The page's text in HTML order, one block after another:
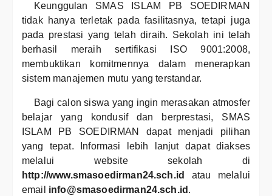
Keunggulan SMAS ISLAM PB SOEDIRMAN
tidak hanya terletak pada fasilitasnya, tetapi juga
pada prestasi yang telah diraih. Sekolah ini telah
berhasil meraih sertifikasi ISO 9001:2008,
membuktikan komitmennya dalam menerapkan
sistem manajemen mutu yang terstandar.
Bagi calon siswa yang ingin merasakan atmosfer
belajar yang kondusif dan berprestasi, SMAS
ISLAM PB SOEDIRMAN dapat menjadi pilihan
yang tepat. Informasi lebih lanjut dapat diakses
melalui website sekolah di
http://www.smasoedirman24.sch.id
atau melalui
email info@smasoedirman24.sch.id .